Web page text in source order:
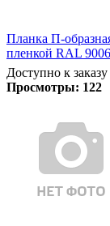
Планка П-
пленкой RAL
Доступно к заказу
Просмотры: 122